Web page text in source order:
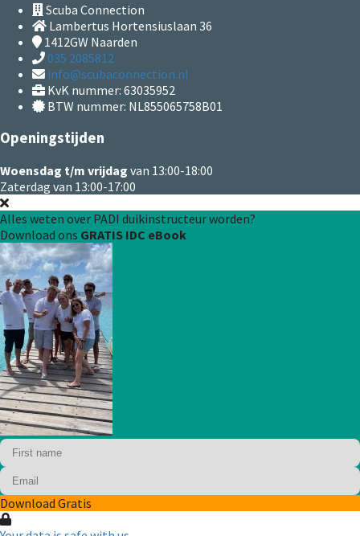
Scuba Connection
Lambertus Hortensiuslaan 36
1412GW Naarden
035 2085812
info@scubaconnection.nl
KvK nummer: 63035952
BTW nummer: NL855065758B01
Openingstijden
Woensdag t/m vrijdag van 13:00-18:00
Zaterdag van 13:00-17:00
Alles weten over PADI duikinstructeur worden?
Download ons GRATIS IDC eBook
Download Gratis